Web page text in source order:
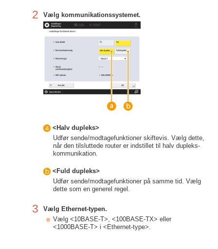
2 Vælg kommunikationssystemet.
<Halv dupleks>
Udfør sende/modtagefunktioner skiftevis. Vælg dette,
når den tilsluttede router er indstillet til halv dupleks-
kommunikation.
<Fuld dupleks>
Udfør sende/modtagefunktioner på samme tid. Vælg
dette som en generel regel.
3
Vælg Ethernet-typen.
Vælg <10BASE-T>, <100BASE-TX> eller
<1000BASE-T> i <Ethernet-type>.